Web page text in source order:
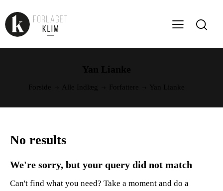
No results
We're sorry, but your query did not match
Can't find what you need? Take a moment and do a